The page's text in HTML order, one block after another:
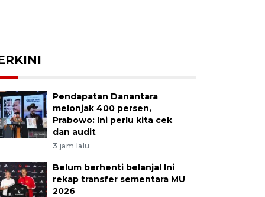
Pendapatan Danantara
melonjak 400 persen,
Prabowo: Ini perlu kita cek
dan audit
3 jam lalu
Belum berhenti belanja! Ini
rekap transfer sementara MU
2026